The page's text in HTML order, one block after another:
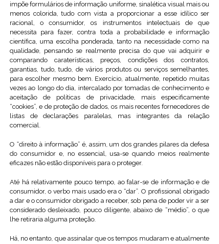
impõe formulários de informação uniforme, sinalética visual mais ou
menos colorida, tudo com vista a proporcionar a esse idílico ser
racional, o consumidor, os instrumentos intelectuais de que
necessita para fazer, contra toda a probabilidade e informação
científica, uma escolha ponderada, tanto na necessidade como na
qualidade, pensando se realmente precisa do que vai adquirir e
comparando caraterísticas, preços, condições dos contratos,
garantias, tudo, tudo, de vários produtos ou serviços semelhantes,
para escolher mesmo bem. Exercício, atualmente, repetido muitas
vezes ao longo do dia, intercalado por tomadas de conhecimento e
aceitação de políticas de privacidade, mais especificamente
“cookies”, e de proteção de dados, os mais recentes fornecedores de
listas de declarações paralelas, mas integrantes da relação
comercial.
O “direito à informação” é, assim, um dos grandes pilares da defesa
do consumidor e, no essencial, usa-se quando meios realmente
eficazes não estão disponíveis para o proteger.
Até há relativamente pouco tempo, ao falar-se de informação e de
consumidor, o verbo mais usado era o “dar”. O profissional obrigado
a dar e o consumidor obrigado a receber, sob pena de poder vir a ser
considerado desleixado, pouco diligente, abaixo de “médio”, o que
lhe retiraria alguma proteção.
Há, no entanto, que assinalar que os tempos mudaram e atualmente